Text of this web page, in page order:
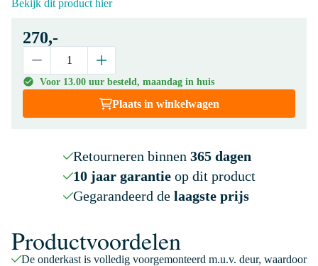
Bekijk dit product hier
270,-
Voor 13.00 uur besteld, maandag in huis
Plaats in winkelwagen
Retourneren binnen 365 dagen
10 jaar garantieop dit product
Gegarandeerd de laagste prijs
Productvoordelen
De onderkast is volledig voorgemonteerd m.u.v. deur, waardoor